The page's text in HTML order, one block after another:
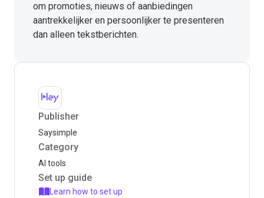
om promoties, nieuws of aanbiedingen
aantrekkelijker en persoonlijker te presenteren
dan alleen tekstberichten.
Publisher
Saysimple
Category
AI tools
Set up guide
Learn how to set up